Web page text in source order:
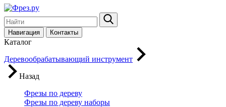
Навигация Контакты
Каталог
Деревообрабатывающий инструмент
Назад
Фрезы по дереву
Фрезы по дереву наборы